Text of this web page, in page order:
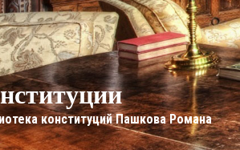
конституций Пашкова Романа